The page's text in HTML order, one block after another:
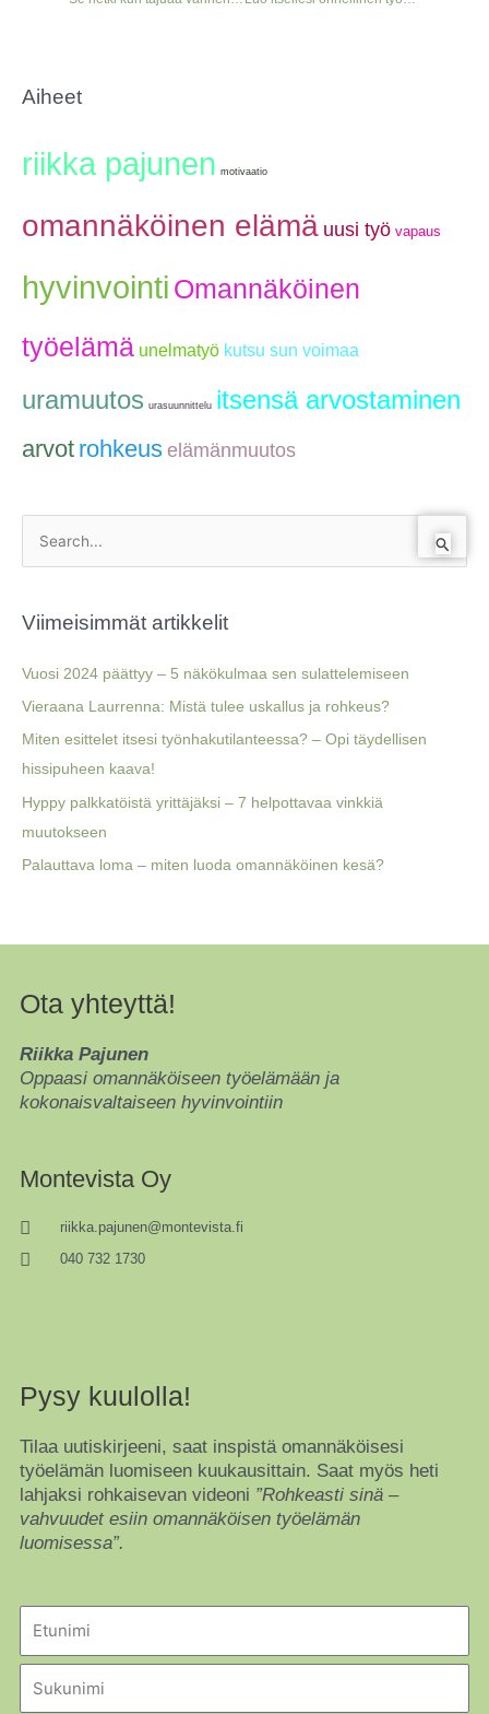
Aiheet
riikka pajunen motivaatio
omannäköinen elämä uusi työ vapaus
hyvinvointi Omannäköinen
työelämä unelmatyö kutsu sun voimaa
uramuutos urasuunnittelu itsensä arvostaminen
arvot rohkeuselämänmuutos
c
:
Viimeisimmät artikkelit
Vuosi 2024 päättyy – 5 näkökulmaa sen sulattelemiseen
Vieraana Laurrenna: Mistä tulee uskallus ja rohkeus?
Miten esittelet itsesi työnhakutilanteessa? – Opi täydellisen
hissipuheen kaava!
Hyppy palkkatöistä yrittäjäksi – 7 helpottavaa vinkkiä
muutokseen
Palauttava loma – miten luoda omannäköinen kesä?
Ota yhteyttä!
Riikka Pajunen
Oppaasi omannäköiseen työelämään ja
kokonaisvaltaiseen hyvinvointiin
Montevista Oy
riikka.pajunen@montevista.fi
040 732 1730
Pysy kuulolla!
Tilaa uutiskirjeeni, saat inspistä omannäköisesi
työelämän luomiseen kuukausittain. Saat myös heti
lahjaksi rohkaisevan videoni ”Rohkeasti sinä –
vahvuudet esiin omannäköisen työelämän
luomisessa”.